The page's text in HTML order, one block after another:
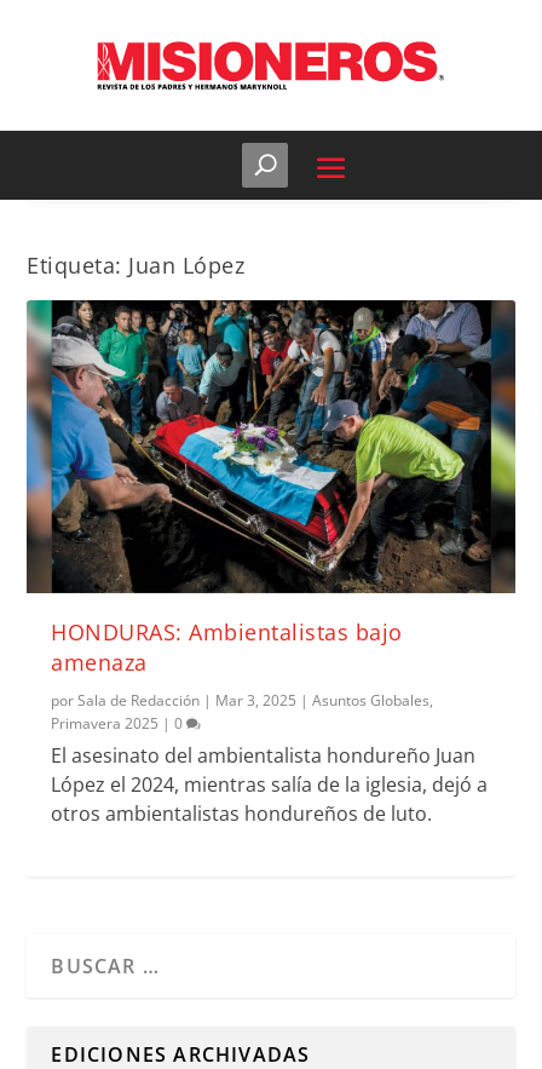
Etiqueta: Juan López
HONDURAS: Ambientalistas bajo
amenaza
porSala de Redacción | Mar 3, 2025 |Asuntos Globales,
Primavera 2025 |0
El asesinato del ambientalista hondureño Juan
López el 2024, mientras salía de la iglesia, dejó a
otros ambientalistas hondureños de luto.
EDICIONES ARCHIVADAS